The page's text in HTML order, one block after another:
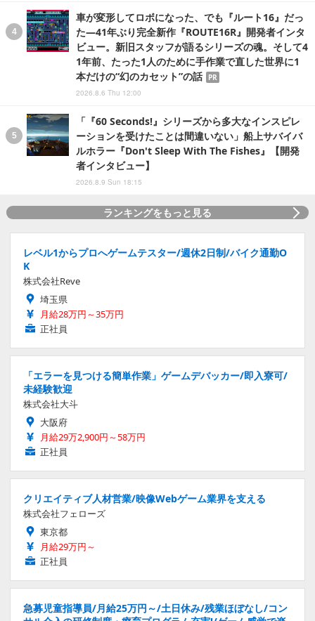
車が変形してロボになった、でも『ルート16』だっ
た―41年ぶり完全新作『ROUTE16R』開発者インタ
ビュー。新旧スタッフが語るシリーズの魂。そして4
1年前、たった1人のために手作業で直した世界に1
本だけの“幻のカセット”の話
PR
2026.8.6 Thu 12:00
「『60 Seconds!』シリーズから多大なインスピレ
ーションを受けたことは間違いない」船上サバイバ
ルホラー『Don't Sleep With The Fishes』【開発
者インタビュー】
2026.8.9 Sun 18:15
ランキングをもっと見る
レベル1からプロへゲームテスター/週休2日制/バイク通勤O
K
株式会社Reve
埼玉県
月給28万円～35万円
正社員
「エラーを見つける簡単作業」ゲームデバッカー/即入寮可/
未経験歓迎
株式会社大斗
大阪府
月給29万2,900円～58万円
正社員
クリエイティブ人材営業/映像Webゲーム業界を支える
株式会社フェローズ
東京都
月給29万円～
正社員
急募児童指導員/月給25万円～/土日休み/残業ほぼなし/コン